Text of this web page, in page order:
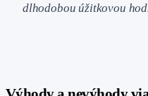
dlhodobou úžitkovou